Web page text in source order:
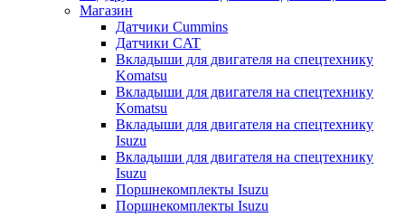
Магазин
Датчики Cummins
Датчики CAT
Вкладыши для двигателя на спецтехнику
Komatsu
Вкладыши для двигателя на спецтехнику
Komatsu
Вкладыши для двигателя на спецтехнику
Isuzu
Вкладыши для двигателя на спецтехнику
Isuzu
Поршнекомплекты Isuzu
Поршнекомплекты Isuzu